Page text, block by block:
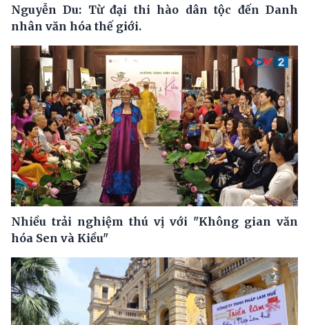
Nguyễn Du: Từ đại thi hào dân tộc đến Danh
nhân văn hóa thế giới.
Nhiều trải nghiệm thú vị với "Không gian văn
hóa Sen và Kiều"